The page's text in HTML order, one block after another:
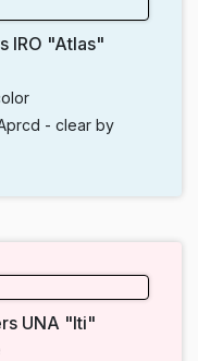
IRO "Atlas"
- clear by
UNA "Iti"